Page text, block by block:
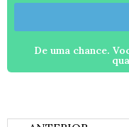
De uma chance.